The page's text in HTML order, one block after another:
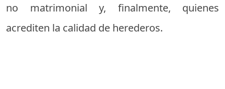
no matrimonial y, finalmente, quienes
acrediten la calidad de herederos.